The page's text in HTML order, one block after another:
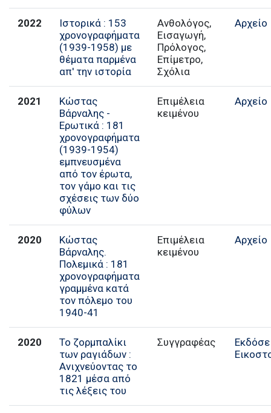
2022
Ιστορικά : 153
χρονογραφήματα
(1939-1958) με
θέματα παρμένα
απ' την ιστορία
Ανθολόγος,
Εισαγωγή,
Πρόλογος,
Επίμετρο,
Σχόλια
Αρχείο
2021
Κώστας
Βάρναλης -
Ερωτικά : 181
χρονογραφήματα
(1939-1954)
εμπνευσμένα
από τον έρωτα,
τον γάμο και τις
σχέσεις των δύο
φύλων
Επιμέλεια
κειμένου
Αρχείο
2020
Κώστας
Βάρναλης.
Πολεμικά : 181
χρονογραφήματα
γραμμένα κατά
τον πόλεμο του
1940-41
Επιμέλεια
κειμένου
Αρχείο
2020
Το ζορμπαλίκι
των ραγιάδων :
Ανιχνεύοντας το
1821 μέσα από
τις λέξεις του
Συγγραφέας